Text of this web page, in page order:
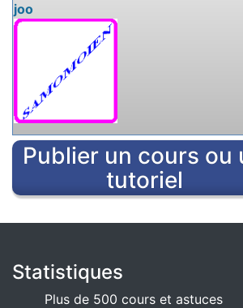
joo
Publier un cours ou
tutoriel
Statistiques
Plus de 500 cours et astuces